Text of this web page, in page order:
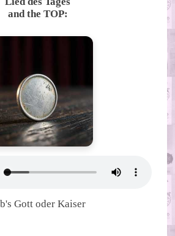
and the TOP:
Gott oder Kaiser